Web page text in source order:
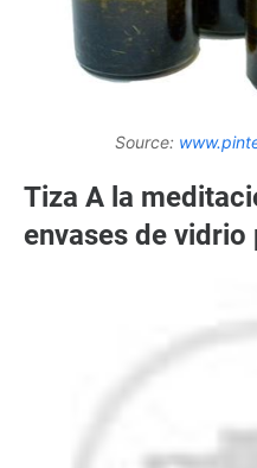
Source:
Tiza A la
envases de